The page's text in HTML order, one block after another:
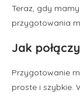
Teraz, gdy
przygotowania
Jak
Przygotowanie
proste i szybkie.